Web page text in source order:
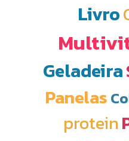
Livro
Geladeira
Panelas
protein